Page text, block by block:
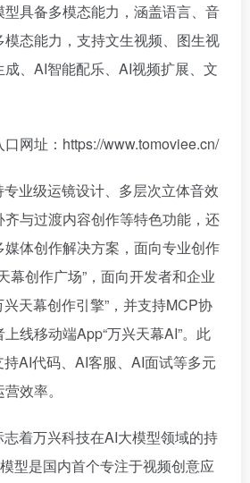
具备多模态能力，涵盖语言、音
态能力，支持文生视频、图生视
、AI智能配乐、AI视频扩展、文
口网址：https://www.tomoviee.cn/
业级运镜设计、多层次立体音效
与过渡内容创作等特色功能，还
体创作解决方案，面向专业创作
幕创作广场”，面向开发者和企业
天幕创作引擎”，并支持MCP协
线移动端App“万兴天幕AI”。此
AI代码、AI客服、AI面试等多元
效率。
着万兴科技在AI大模型领域的持
型是国内首个专注于视频创意应